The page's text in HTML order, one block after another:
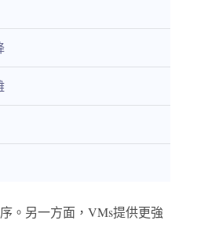
。另一方面，VMs提供更強